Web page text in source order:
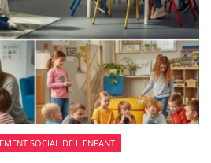
SOCIAL DE L ENFANT